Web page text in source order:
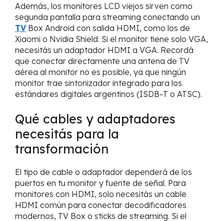
Además, los monitores LCD viejos sirven como
segunda pantalla para streaming conectando un
TVBox Android con salida HDMI, como los de
Xiaomi o Nvidia Shield. Si el monitor tiene solo VGA,
necesitás un adaptador HDMI a VGA. Recordá
que conectar directamente una antena de TV
aérea al monitor no es posible, ya que ningún
monitor trae sintonizador integrado para los
estándares digitales argentinos (ISDB-T o ATSC).
Qué cables y adaptadores
necesitás para la
transformación
El tipo de cable o adaptador dependerá de los
puertos en tu monitor y fuente de señal. Para
monitores con HDMI, solo necesitás un cable
HDMI común para conectar decodificadores
modernos, TV Box o sticks de streaming. Si el